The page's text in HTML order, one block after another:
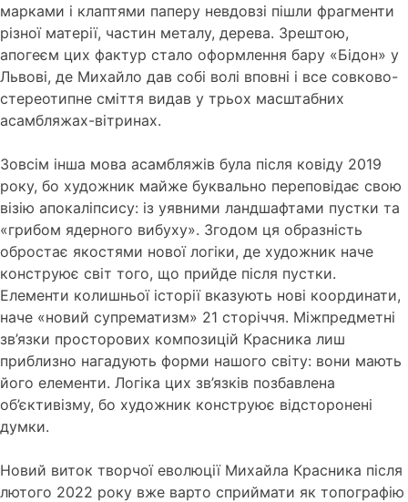
марками і клаптями паперу невдовзі пішли фрагменти
різної матерії, частин металу, дерева. Зрештою,
апогеєм цих фактур стало оформлення бару «Бідон» у
Львові, де Михайло дав собі волі вповні і все совково-
стереотипне сміття видав у трьох масштабних
асамбляжах-вітринах.
Зовсім інша мова асамбляжів була після ковіду 2019
року, бо художник майже буквально переповідає свою
візію апокаліпсису: із уявними ландшафтами пустки та
«грибом ядерного вибуху». Згодом ця образність
обростає якостями нової логіки, де художник наче
конструює світ того, що прийде після пустки.
Елементи колишньої історії вказують нові координати,
наче «новий супрематизм» 21 сторіччя. Міжпредметні
зв’язки просторових композицій Красника лиш
приблизно нагадують форми нашого світу: вони мають
його елементи. Логіка цих зв’язків позбавлена
об’єктивізму, бо художник конструює відсторонені
думки.
Новий виток творчої еволюції Михайла Красника після
лютого 2022 року вже варто сприймати як топографію